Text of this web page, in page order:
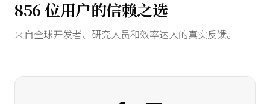
856 位用户的信赖之选
来自全球开发者、研究人员和效率达人的真实反馈。